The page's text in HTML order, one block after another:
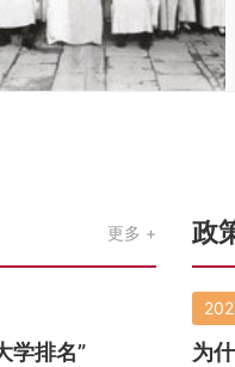
更多
学排名”
政
为